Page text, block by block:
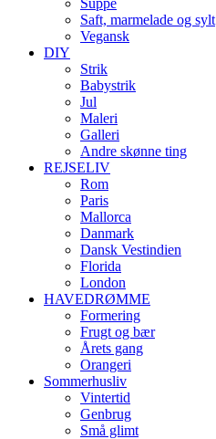
Suppe
Saft, marmelade og sylt
Vegansk
DIY
Strik
Babystrik
Jul
Maleri
Galleri
Andre skønne ting
REJSELIV
Rom
Paris
Mallorca
Danmark
Dansk Vestindien
Florida
London
HAVEDRØMME
Formering
Frugt og bær
Årets gang
Orangeri
Sommerhusliv
Vintertid
Genbrug
Små glimt